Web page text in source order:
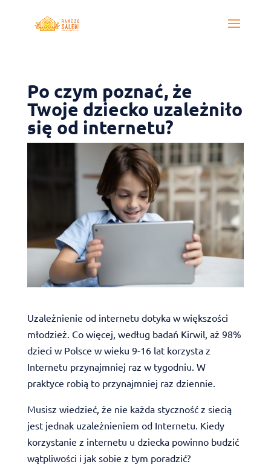
Po czym poznać, że
Twoje dziecko uzależniło
się od internetu?
Uzależnienie od internetu dotyka w większości
młodzież. Co więcej, według badań Kirwil, aż 98%
dzieci w Polsce w wieku 9-16 lat korzysta z
Internetu przynajmniej raz w tygodniu. W
praktyce robią to przynajmniej raz dziennie.
Musisz wiedzieć, że nie każda styczność z siecią
jest jednak uzależnieniem od Internetu. Kiedy
korzystanie z internetu u dziecka powinno budzić
wątpliwości i jak sobie z tym poradzić?